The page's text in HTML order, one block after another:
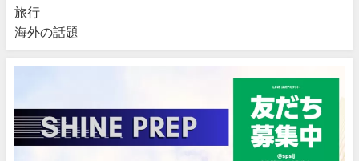
旅行
海外の話題